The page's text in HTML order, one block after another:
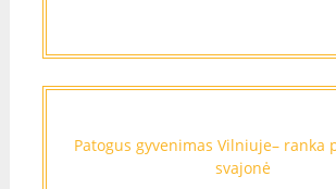
Patogus gyvenimas Vilniuje– ranka
svajonė